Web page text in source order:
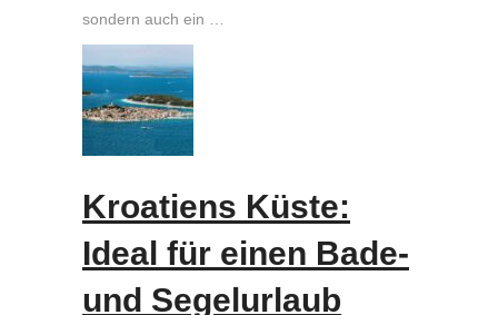
sondern auch ein …
Kroatiens Küste:
Ideal für einen Bade-
und Segelurlaub